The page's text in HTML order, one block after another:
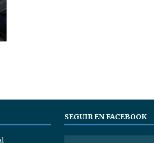
SEGUIR EN FACEBOOK